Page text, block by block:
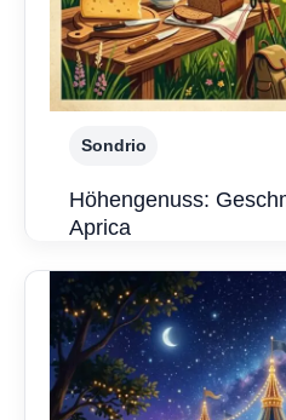
Sondrio
Höhengenuss:
Aprica